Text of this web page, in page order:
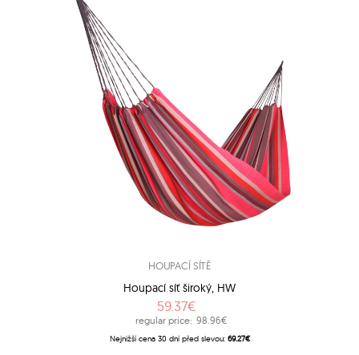
HOUPACÍ SÍTĚ
Houpací síť široký, HW
59.37€
regular price: 98.96€
Nejnižší cena 30 dní před slevou: 69.27€